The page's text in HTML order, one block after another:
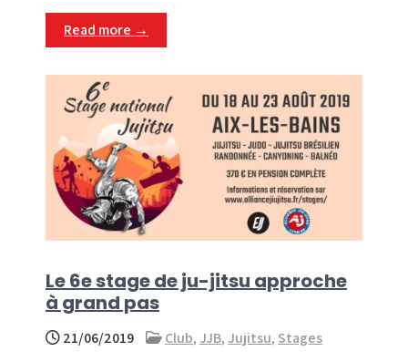
Read more →
Le 6e stage de ju-jitsu approche
à grand pas
21/06/2019 Club, JJB, Jujitsu, Stages